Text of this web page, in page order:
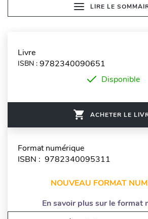
LIRE LE
Livre
ISBN : 9782340090651
Disponible
ACHETER LE
Format numérique
ISBN : 9782340095311
NOUVEAU FORMAT
En savoir plus sur le format